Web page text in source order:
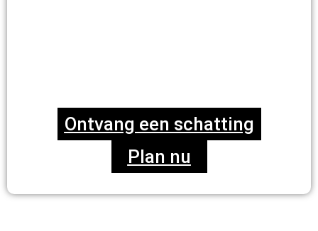
Ontvang een schatting
Plan nu